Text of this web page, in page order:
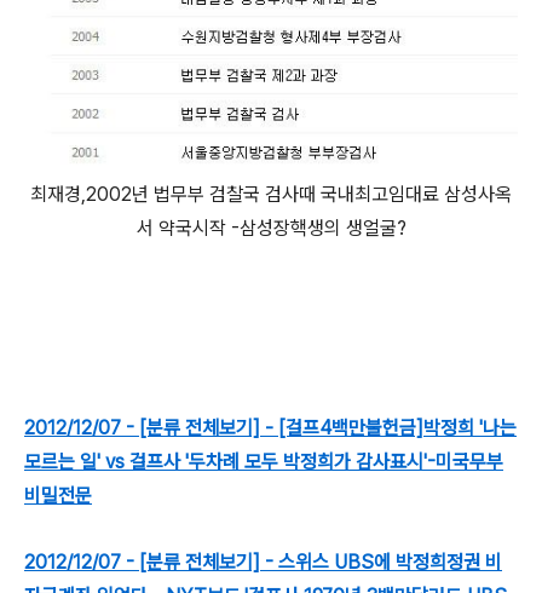
최재경,2002년 법무부 검찰국 검사때 국내최고임대료 삼성사옥
서 약국시작 -삼성장핵생의 생얼굴?
2012/12/07 - [분류 전체보기] - [걸프4백만불헌금]박정희 '나는
모르는 일' vs 걸프사 '두차례 모두 박정희가 감사표시'-미국무부
비밀전문
2012/12/07 - [분류 전체보기] - 스위스 UBS에 박정희정권 비